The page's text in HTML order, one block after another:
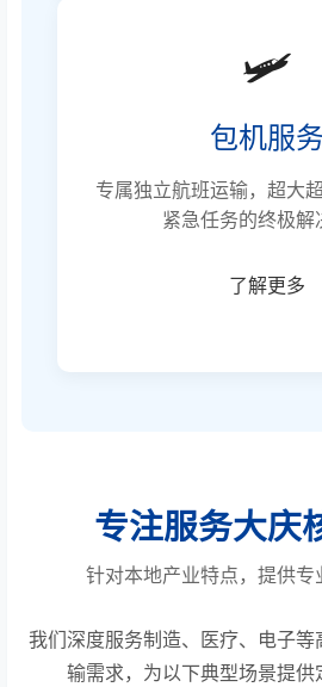
🛩️
包机服务
专属独立航班运输，超大
紧急任务的终极解
了解更多
专注服务大庆
针对本地产业特点，提供专
我们深度服务制造、医疗、电子
输需求，为以下典型场景提供